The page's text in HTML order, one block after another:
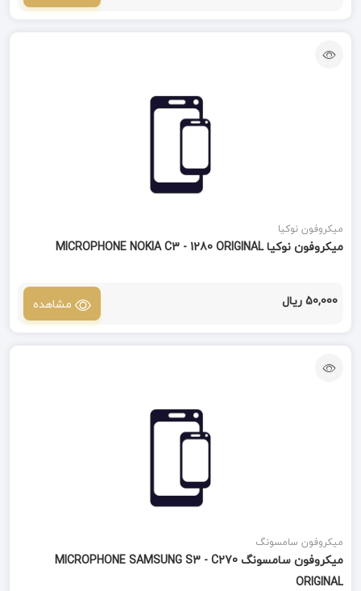
میکروفون نوکیا
میکروفون نوکیا MICROPHONE NOKIA C3 - 1280 ORIGINAL
50,000 ریال مشاهده
میکروفون سامسونگ
میکروفون سامسونگ MICROPHONE SAMSUNG S3 - C270
ORIGINAL